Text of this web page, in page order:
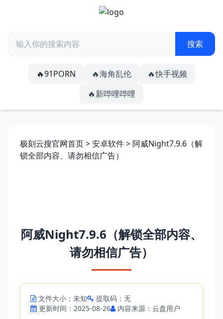
🔥91PORN 🔥海角乱伦
🔥快手视频
🔥新哔哩哔哩
极刻云搜官网首页>安卓软件> 阿威Night7.9.6（解
锁全部内容、请勿相信广告）
阿威Night7.9.6（解锁全部内容、
请勿相信广告）
文件大小：未知
提取码：无
更新时间：2025-08-26
内容来源：云盘用户